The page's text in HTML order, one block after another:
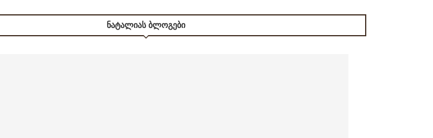
ᲜᲐᲢᲐᲚᲘᲐᲡ ᲑᲚᲝᲒᲔᲑᲘ